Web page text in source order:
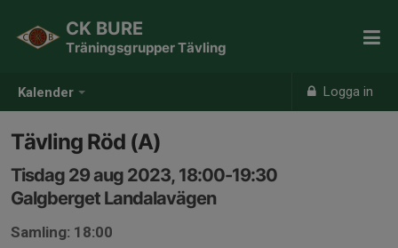
Kalender Logga in
CK BURE
Träningsgrupper Tävling
Tävling Röd (A)
Tisdag 29 aug 2023, 18:00-19:30
Galgberget Landalavägen
Samling: 18:00